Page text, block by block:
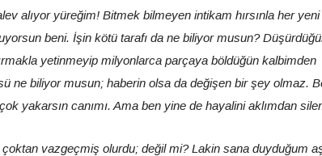
alıyor yüreğim! Bitmek bilmeyen intikam hırsınla her
beni. İşin kötü tarafı da ne biliyor musun?
yetinmeyip milyonlarca parçaya böldüğün kalbimden
ne biliyor musun; haberin olsa da değişen bir şey olmaz.
yakarsın canımı. Ama ben yine de hayalini aklımdan
vazgeçmiş olurdu; değil mi? Lakin sana duyduğum